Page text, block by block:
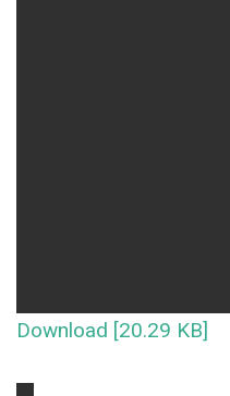
Download [20.29 KB]